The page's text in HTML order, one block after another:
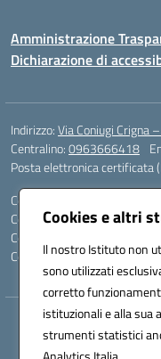
Cookies e altri
Il nostro Istituto non
sono utilizzati
corretto
istituzionali e alla sua
strumenti statistici
Amministrazione
Dichiarazione di
Indirizzo:Via Coniugi Crigna
Centralino:0963666418
Posta elettronica certificata
Codice fiscale: 96012410799
Codice meccanografico:
Codice Indice delle
Codice unico di fatturazione
Hosting &
Concept &